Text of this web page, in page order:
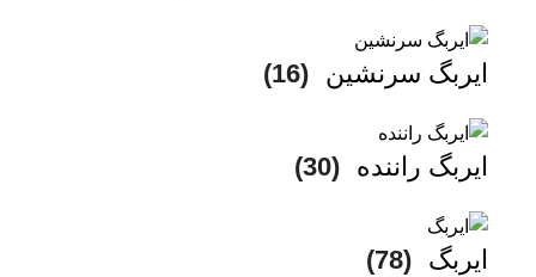
ایربگ سرنشین (16)
ایربگ راننده (30)
ایربگ (78)